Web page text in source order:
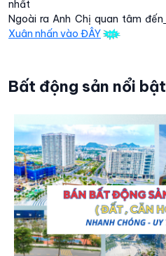
nhất
Ngoài ra Anh Chị quan tâm đến
Xuân nhấn vào ĐÂY
Bất động sản nổi bật